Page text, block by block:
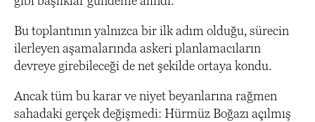
Bu toplantının yalnızca bir ilk adım olduğu, sürecin
ilerleyen aşamalarında askeri planlamacıların
devreye girebileceği de net şekilde ortaya kondu.
Ancak tüm bu karar ve niyet beyanlarına rağmen
sahadaki gerçek değişmedi: Hürmüz Boğazı açılmış